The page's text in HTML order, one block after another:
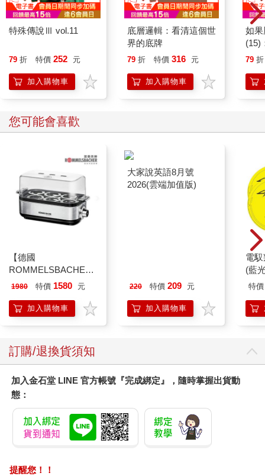
特殊傳說Ⅲ vol.11
79 折 特價 252 元
加入購物車
底層邏輯：看清這個世
界的底牌
79 折 特價 316 元
加入購物車
如
(15)
貓
79 折
您可能會喜歡
【德國
ROMMELSBACHE諾
曼百赫】多功能煮蛋
ER600/ER-600
1980 特價 1580 元
加入購物車
220 特價 209 元
加入購物車
電
(藍
特價
訂購/退換貨須知
加入金石堂 LINE 官方帳號『完成綁定』，隨時掌握出貨動
態：
提醒您！！